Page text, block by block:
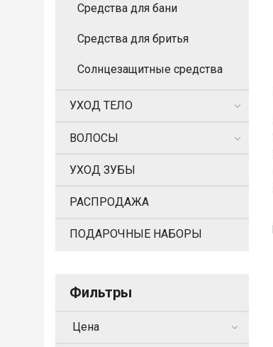
Средства для бани
Средства для бритья
Солнцезащитные средства
УХОД ТЕЛО
ВОЛОСЫ
УХОД ЗУБЫ
РАСПРОДАЖА
ПОДАРОЧНЫЕ НАБОРЫ
Фильтры
Цена